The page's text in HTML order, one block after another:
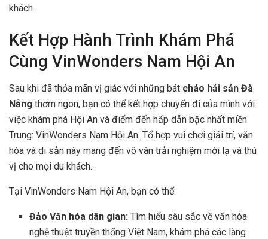
khách.
Kết Hợp Hành Trình Khám Phá
Cùng VinWonders Nam Hội An
Sau khi đã thỏa mãn vị giác với những bát cháo hải sản Đà
Nẵng thơm ngon, bạn có thể kết hợp chuyến đi của mình với
việc khám phá Hội An và điểm đến hấp dẫn bậc nhất miền
Trung: VinWonders Nam Hội An. Tổ hợp vui chơi giải trí, văn
hóa và di sản này mang đến vô vàn trải nghiệm mới lạ và thú
vị cho mọi du khách.
Tại VinWonders Nam Hội An, bạn có thể:
Đảo Văn hóa dân gian: Tìm hiểu sâu sắc về văn hóa
nghệ thuật truyền thống Việt Nam, khám phá các làng